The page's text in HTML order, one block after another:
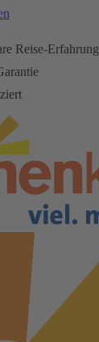
Reise-Erfahrung